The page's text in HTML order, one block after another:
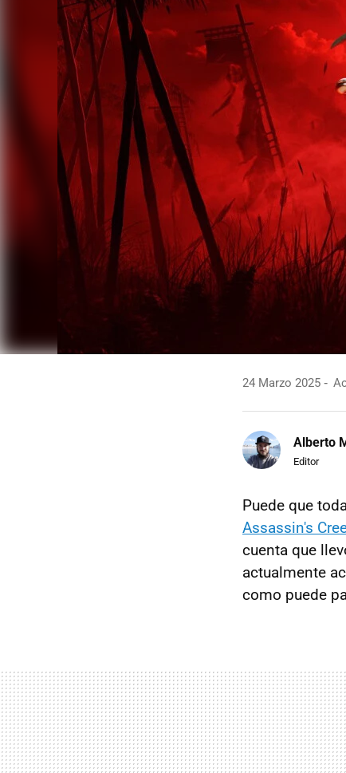
24 Marzo 2025
Alberto
Editor
Puede que
Assassin's
cuenta que
actualmente
como puede